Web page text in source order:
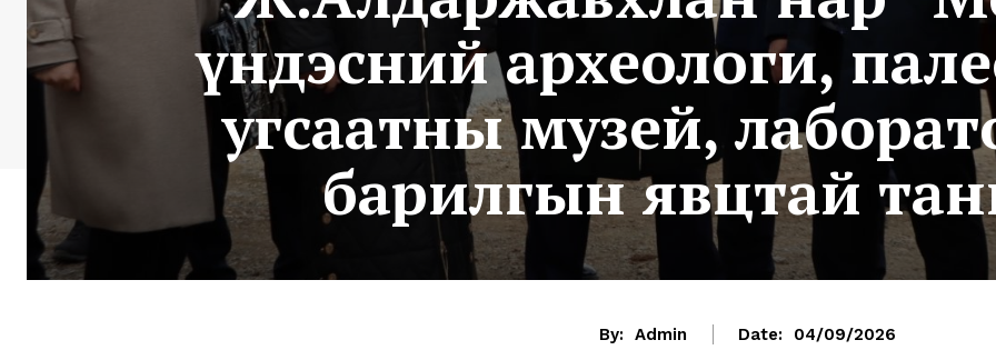
үндэсний археологи,
угсаатны музей,
барилгын явцтай
By: Admin Date: 04/09/2026